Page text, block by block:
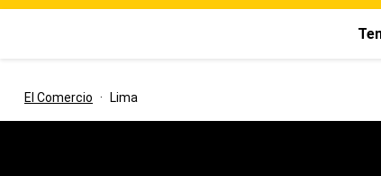
El Comercio · Lima